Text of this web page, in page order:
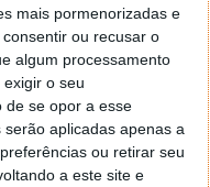
mais pormenorizadas e
ou recusar o
algum processamento
o seu
de se opor a esse
aplicadas apenas a
ou retirar seu
a este site e
foi agora
de uma
seguimento da
responsável
nesta rede vão